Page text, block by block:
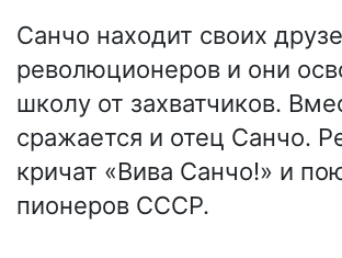
Санчо находит своих
революционеров и они
школу от захватчиков.
сражается и отец Санчо.
кричат «Вива Санчо!» и
пионеров СССР.